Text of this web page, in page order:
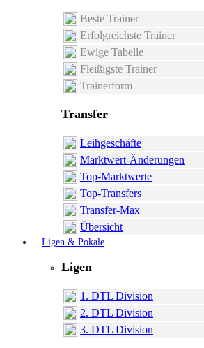
Beste Trainer
Erfolgreichste Trainer
Ewige Tabelle
Fleißigste Trainer
Trainerform
Transfer
Leihgeschäfte
Marktwert-Änderungen
Top-Marktwerte
Top-Transfers
Transfer-Max
Übersicht
Ligen & Pokale
Ligen
1. DTL Division
2. DTL Division
3. DTL Division